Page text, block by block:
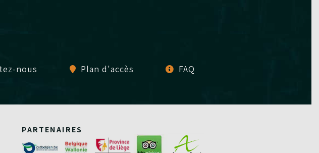
nous Plan d'accès FAQ
PARTENAIRES